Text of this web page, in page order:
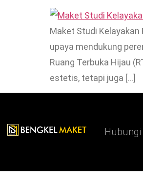
Maket Studi Kelayakan
upaya mendukung
Ruang Terbuka Hijau
estetis, tetapi juga […]